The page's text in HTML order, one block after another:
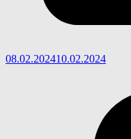
08.02.202410.02.2024